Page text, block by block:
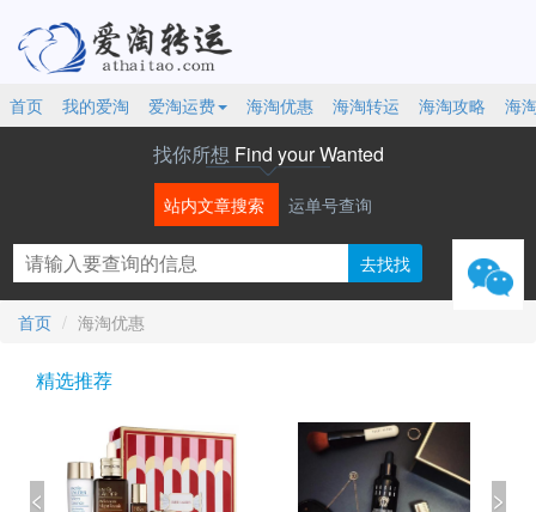
首页 我的爱淘 爱淘运费 海淘优惠 海淘转运 海淘攻略 海
找你所想 Find your Wanted
站内文章搜索 运单号查询
首页 海淘优惠
精选推荐
< >